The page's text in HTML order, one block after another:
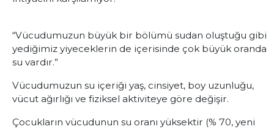
“Vücudumuzun büyük bir bölümü sudan oluştuğu gibi
yediğimiz yiyeceklerin de içerisinde çok büyük oranda
su vardır.”
Vücudumuzun su içeriği yaş, cinsiyet, boy uzunluğu,
vücut ağırlığı ve fiziksel aktiviteye göre değişir.
Çocukların vücudunun su oranı yüksektir (% 70, yeni